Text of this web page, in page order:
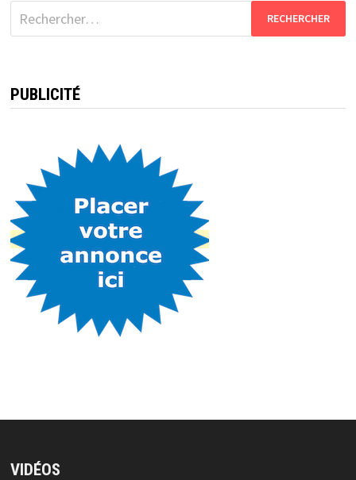
Rechercher :
PUBLICITÉ
VIDÉOS